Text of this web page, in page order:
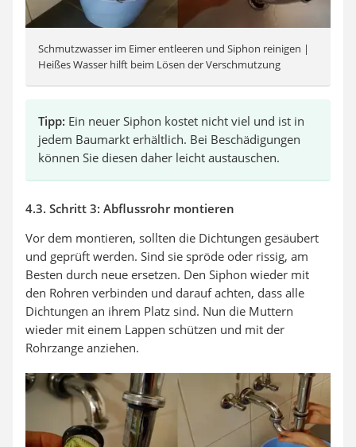
Schmutzwasser im Eimer entleeren und Siphon reinigen |
Heißes Wasser hilft beim Lösen der Verschmutzung
Tipp: Ein neuer Siphon kostet nicht viel und ist in
jedem Baumarkt erhältlich. Bei Beschädigungen
können Sie diesen daher leicht austauschen.
4.3. Schritt 3: Abflussrohr montieren
Vor dem montieren, sollten die Dichtungen gesäubert
und geprüft werden. Sind sie spröde oder rissig, am
Besten durch neue ersetzen. Den Siphon wieder mit
den Rohren verbinden und darauf achten, dass alle
Dichtungen an ihrem Platz sind. Nun die Muttern
wieder mit einem Lappen schützen und mit der
Rohrzange anziehen.